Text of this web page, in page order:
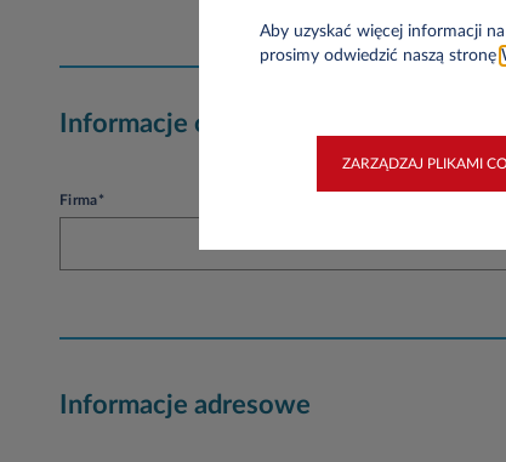
Informacje o firmie
Firma*
Informacje adresowe
Aby uzyskać więcej informacji
prosimy odwiedzić naszą stronę
ZARZĄDZAJ PLIKAMI